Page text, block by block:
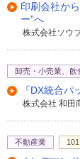
印刷会社か
ー”へ
株式会社ソウ
卸売・小売業、飲
『DX統合
株式会社 和田
不動産業